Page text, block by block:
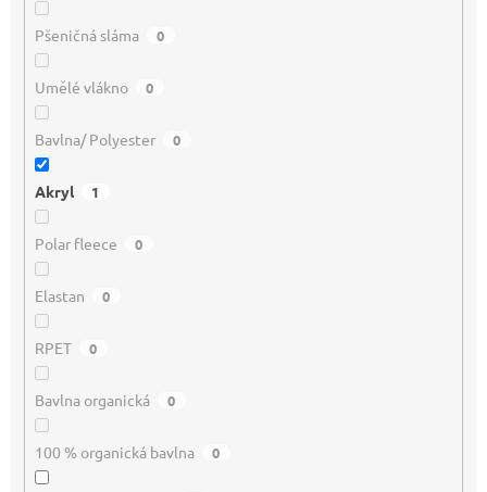
Pšeničná sláma 0
Umělé vlákno 0
Bavlna/ Polyester 0
Akryl 1
Polar fleece 0
Elastan 0
RPET 0
Bavlna organická 0
100 % organická bavlna 0